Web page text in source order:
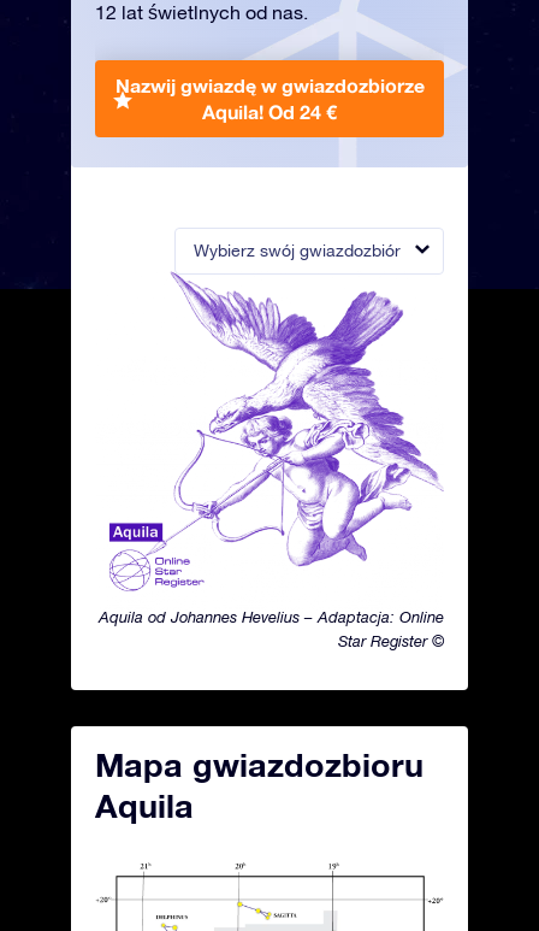
Wybierz swój gwiazdozbiór
Aquila od Johannes Hevelius – Adaptacja: Online
Star Register ©
12 lat świetlnych od nas.
Nazwij gwiazdę w gwiazdozbiorze
Aquila! Od 24 €
Mapa gwiazdozbioru
Aquila